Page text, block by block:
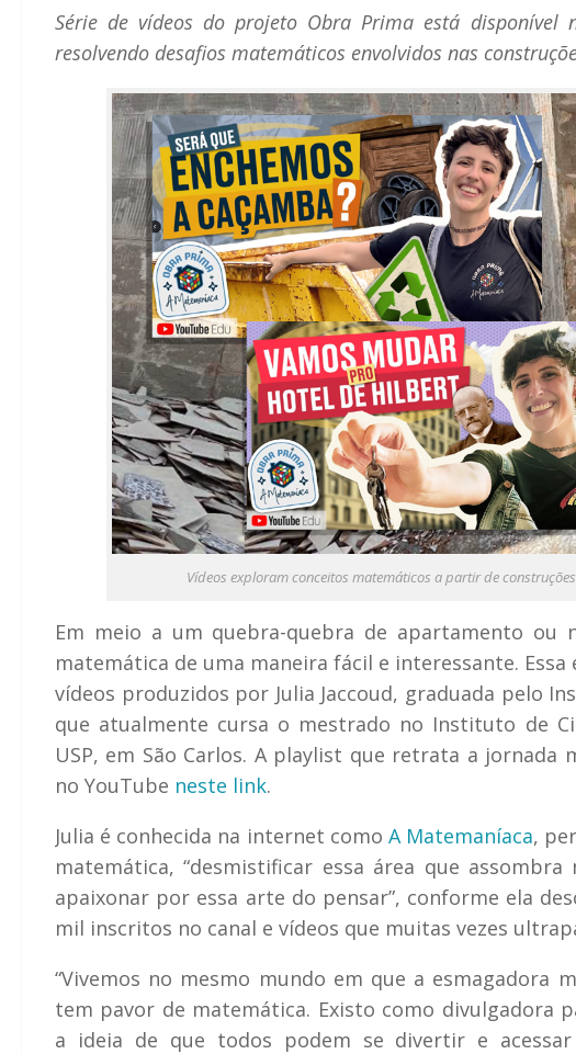
Série de vídeos do projeto Obra Prima está disponível
resolvendo desafios matemáticos envolvidos nas
Vídeos exploram conceitos matemáticos a partir de
Em meio a um quebra-quebra de apartamento ou
matemática de uma maneira fácil e interessante.
vídeos produzidos por Julia Jaccoud, graduada pelo
que atualmente cursa o mestrado no Instituto de
USP, em São Carlos. A playlist que retrata a
no YouTube neste link.
Julia é conhecida na internet como A Matemaníaca,
matemática, “desmistificar essa área que
apaixonar por essa arte do pensar”, conforme ela
mil inscritos no canal e vídeos que muitas vezes
“Vivemos no mesmo mundo em que a esmagadora
tem pavor de matemática. Existo como divulgadora
a ideia de que todos podem se divertir e